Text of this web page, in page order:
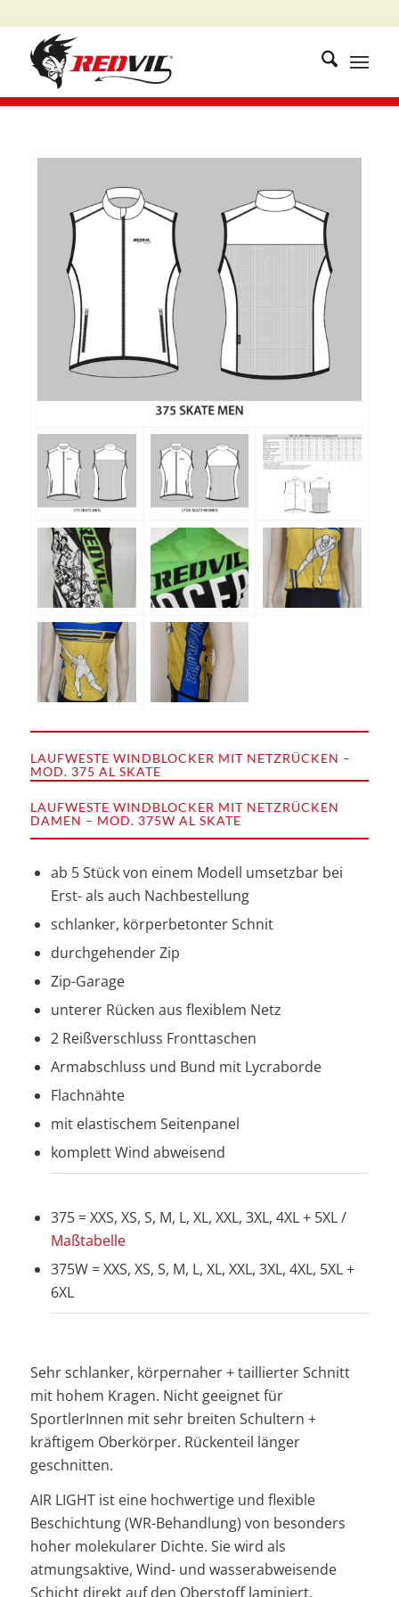
LAUFWESTE WINDBLOCKER MIT NETZRÜCKEN –
MOD. 375 AL SKATE
LAUFWESTE WINDBLOCKER MIT NETZRÜCKEN
DAMEN – MOD. 375W AL SKATE
ab 5 Stück von einem Modell umsetzbar bei
Erst- als auch Nachbestellung
schlanker, körperbetonter Schnit
durchgehender Zip
Zip-Garage
unterer Rücken aus flexiblem Netz
2 Reißverschluss Fronttaschen
Armabschluss und Bund mit Lycraborde
Flachnähte
mit elastischem Seitenpanel
komplett Wind abweisend
375 = XXS, XS, S, M, L, XL, XXL, 3XL, 4XL + 5XL /
Maßtabelle
375W = XXS, XS, S, M, L, XL, XXL, 3XL, 4XL, 5XL +
6XL
Sehr schlanker, körpernaher + taillierter Schnitt
mit hohem Kragen. Nicht geeignet für
SportlerInnen mit sehr breiten Schultern +
kräftigem Oberkörper. Rückenteil länger
geschnitten.
AIR LIGHT ist eine hochwertige und flexible
Beschichtung (WR-Behandlung) von besonders
hoher molekularer Dichte. Sie wird als
atmungsaktive, Wind- und wasserabweisende
Schicht direkt auf den Oberstoff laminiert.